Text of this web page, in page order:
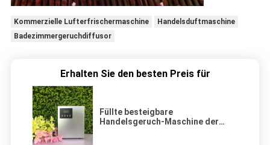
Kommerzielle Lufterfrischermaschine
Handelsduftmaschine
Badezimmergeruchdiffusor
Erhalten Sie den besten Preis für
Füllte besteigbare
Handelsgeruch-Maschine der